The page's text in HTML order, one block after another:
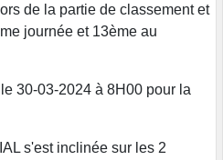
de la partie de classement et
journée et 13ème au
30-03-2024 à 8H00 pour la
s'est inclinée sur les 2